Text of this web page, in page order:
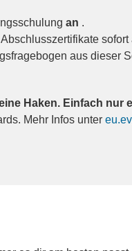
an .
sofort
aus dieser
Haken. Einfach nur
Mehr Infos unter